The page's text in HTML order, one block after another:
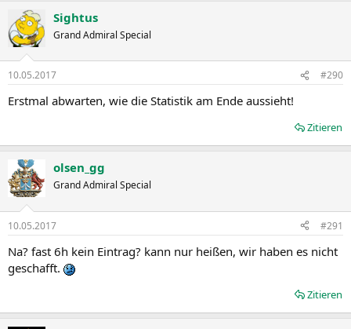
Sightus
Grand Admiral Special
10.05.2017 #290
Erstmal abwarten, wie die Statistik am Ende aussieht!
Zitieren
olsen_gg
Grand Admiral Special
10.05.2017 #291
Na? fast 6h kein Eintrag? kann nur heißen, wir haben es nicht
geschafft.
Zitieren